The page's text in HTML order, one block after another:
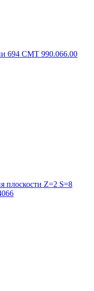
694 CMT 990.066.00
плоскости Z=2 S=8